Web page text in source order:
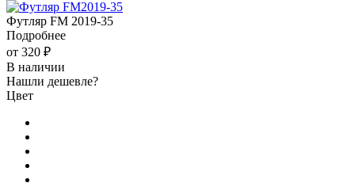
Футляр FM 2019-35
Подробнее
от 320 ₽
В наличии
Нашли дешевле?
Цвет